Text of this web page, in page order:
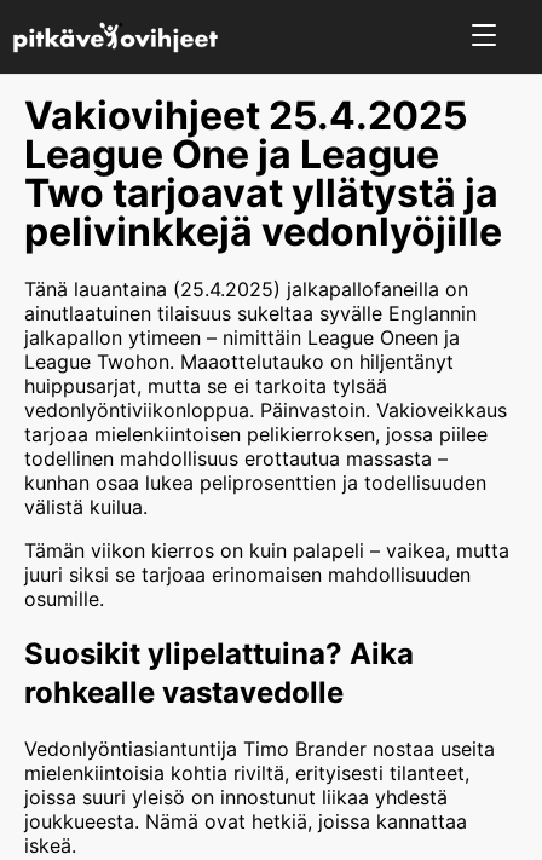
Vakiovihjeet 25.4.2025
League One ja League
Two tarjoavat yllätystä ja
pelivinkkejä vedonlyöjille
Tänä lauantaina (25.4.2025) jalkapallofaneilla on
ainutlaatuinen tilaisuus sukeltaa syvälle Englannin
jalkapallon ytimeen – nimittäin League Oneen ja
League Twohon. Maaottelutauko on hiljentänyt
huippusarjat, mutta se ei tarkoita tylsää
vedonlyöntiviikonloppua. Päinvastoin. Vakioveikkaus
tarjoaa mielenkiintoisen pelikierroksen, jossa piilee
todellinen mahdollisuus erottautua massasta –
kunhan osaa lukea peliprosenttien ja todellisuuden
välistä kuilua.
Tämän viikon kierros on kuin palapeli – vaikea, mutta
juuri siksi se tarjoaa erinomaisen mahdollisuuden
osumille.
Suosikit ylipelattuina? Aika
rohkealle vastavedolle
Vedonlyöntiasiantuntija Timo Brander nostaa useita
mielenkiintoisia kohtia riviltä, erityisesti tilanteet,
joissa suuri yleisö on innostunut liikaa yhdestä
joukkueesta. Nämä ovat hetkiä, joissa kannattaa
iskeä.